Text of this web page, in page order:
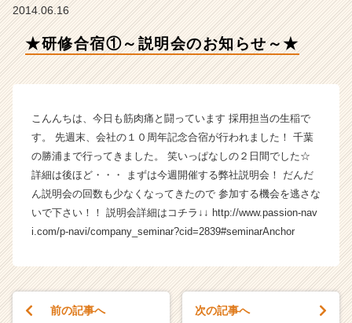
【株
式
A
Z
の
タ
イ
ム
イ
ベ
2014.06.16
★研修合宿①～説明会のお知らせ～★
こんんちは、今日も筋肉痛と闘っています 採用担当の生稲で
す。 先週末、会社の１０周年記念合宿が行われました！ 千葉
の勝浦まで行ってきました。 笑いっぱなしの２日間でした☆
詳細は後ほど・・・ まずは今週開催する弊社説明会！ だんだ
ん説明会の回数も少なくなってきたので 参加する機会を逃さな
いで下さい！！ 説明会詳細はコチラ↓↓ http://www.passion-nav
i.com/p-navi/company_seminar?cid=2839#seminarAnchor
前の記事へ 次の記事へ